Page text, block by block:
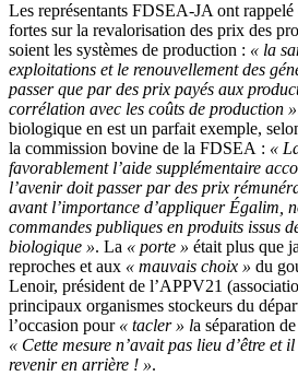
Les représentants FDSEA-JA ont rappelé
fortes sur la revalorisation des prix des
soient les systèmes de production : « la
exploitations et le renouvellement des
passer que par des prix payés aux
corrélation avec les coûts de production »
biologique en est un parfait exemple,
la commission bovine de la FDSEA : «
favorablement l’aide supplémentaire
l’avenir doit passer par des prix
avant l’importance d’appliquer Égalim,
commandes publiques en produits issus
biologique ». La « porte » était plus que
reproches et aux « mauvais choix » du
Lenoir, président de l’APPV21
principaux organismes stockeurs du
l’occasion pour« tacler » la séparation
« Cette mesure n’avait pas lieu d’être et
revenir en arrière ! ».